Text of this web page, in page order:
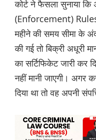
कोर्ट ने फैसला सुनाया
(Enforcement)
महीने की समय सीमा के
की गई तो बिक्री अधूरी
का सर्टिफिकेट जारी कर
नहीं मानी जाएगी। अगर
दिया था तो वह अपनी